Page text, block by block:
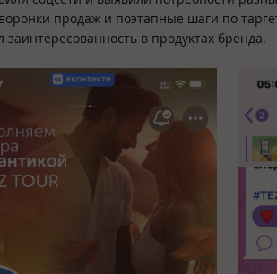
продаж и поэтапные шаги по
заинтересованность в продуктах бренда.